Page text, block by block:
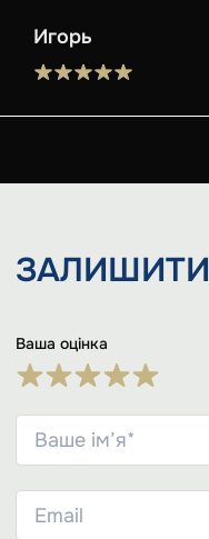
Игорь
ЗАЛИШИТИ
Ваша оцінка